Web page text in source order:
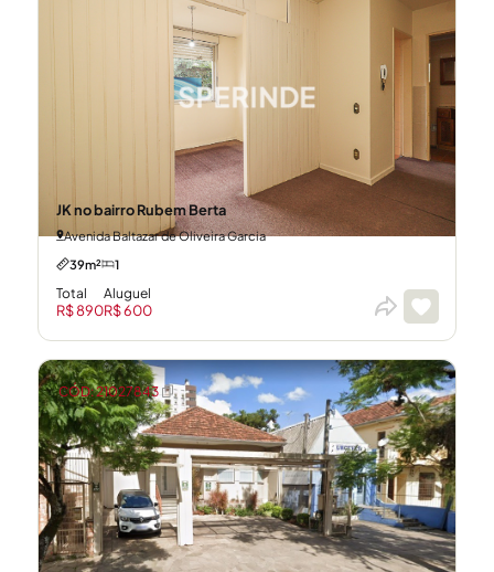
JK no bairro Rubem Berta
Avenida Baltazar de Oliveira Garcia
39m²
1
Total
R$ 890
Aluguel
R$ 600
CÓD: 21027843